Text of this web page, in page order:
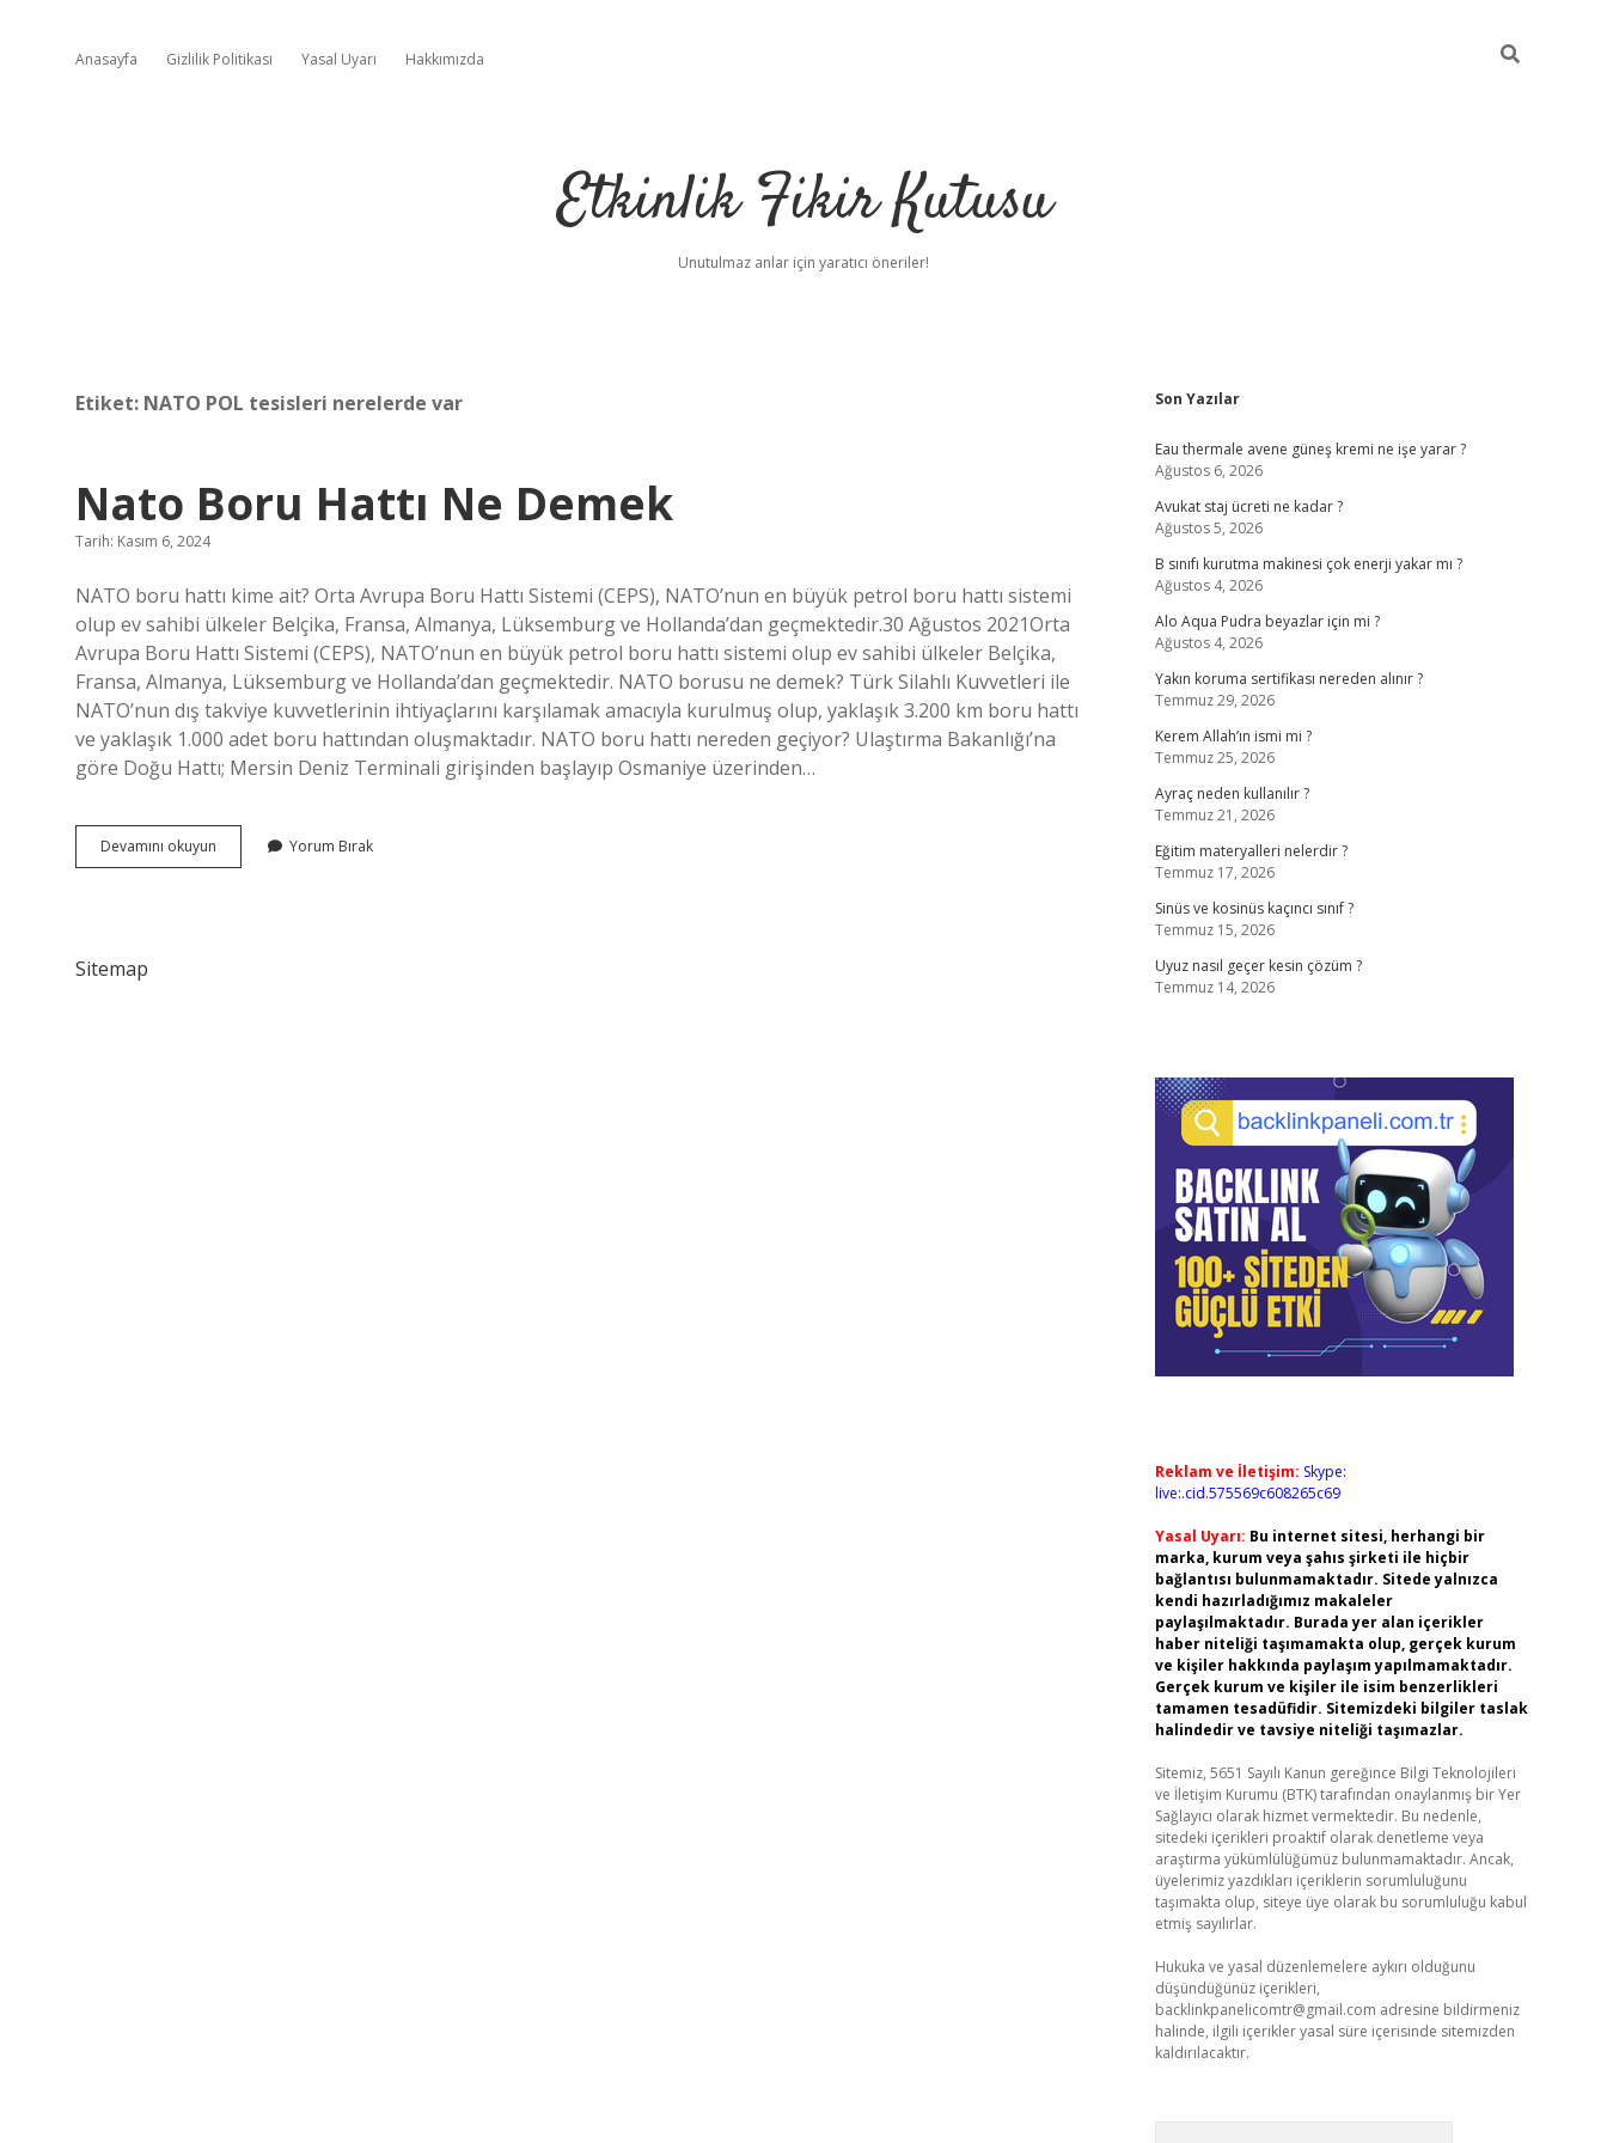
Anasayfa Gizlilik Politikası Yasal Uyarı Hakkımızda
Etkinlik Fikir Kutusu
Unutulmaz anlar için yaratıcı öneriler!
Etiket: NATO POL tesisleri nerelerde var
Nato Boru Hattı Ne Demek
Tarih: Kasım 6, 2024
NATO boru hattı kime ait? Orta Avrupa Boru Hattı Sistemi (CEPS), NATO’nun en büyük petrol boru hattı sistemi
olup ev sahibi ülkeler Belçika, Fransa, Almanya, Lüksemburg ve Hollanda’dan geçmektedir.30 Ağustos 2021Orta
Avrupa Boru Hattı Sistemi (CEPS), NATO’nun en büyük petrol boru hattı sistemi olup ev sahibi ülkeler Belçika,
Fransa, Almanya, Lüksemburg ve Hollanda’dan geçmektedir. NATO borusu ne demek? Türk Silahlı Kuvvetleri ile
NATO’nun dış takviye kuvvetlerinin ihtiyaçlarını karşılamak amacıyla kurulmuş olup, yaklaşık 3.200 km boru hattı
ve yaklaşık 1.000 adet boru hattından oluşmaktadır. NATO boru hattı nereden geçiyor? Ulaştırma Bakanlığı’na
göre Doğu Hattı; Mersin Deniz Terminali girişinden başlayıp Osmaniye üzerinden…
Devamını okuyun
Boru
Yorum Bırak
Sitemap
Sidebar
Son Yazılar
Eau thermale avene güneş kremi ne işe yarar ?
Ağustos 6, 2026
Avukat staj ücreti ne kadar ?
Ağustos 5, 2026
B sınıfı kurutma makinesi çok enerji yakar mı ?
Ağustos 4, 2026
Alo Aqua Pudra beyazlar için mi ?
Ağustos 4, 2026
Yakın koruma sertifikası nereden alınır ?
Temmuz 29, 2026
Kerem Allah’ın ismi mi ?
Temmuz 25, 2026
Ayraç neden kullanılır ?
Temmuz 21, 2026
Eğitim materyalleri nelerdir ?
Temmuz 17, 2026
Sinüs ve kosinüs kaçıncı sınıf ?
Temmuz 15, 2026
Uyuz nasıl geçer kesin çözüm ?
Temmuz 14, 2026
Reklam ve İletişim: Skype:
live:.cid.575569c608265c69
Yasal Uyarı: Bu internet sitesi, herhangi bir
marka, kurum veya şahıs şirketi ile hiçbir
bağlantısı bulunmamaktadır. Sitede yalnızca
kendi hazırladığımız makaleler
paylaşılmaktadır. Burada yer alan içerikler
haber niteliği taşımamakta olup, gerçek kurum
ve kişiler hakkında paylaşım yapılmamaktadır.
Gerçek kurum ve kişiler ile isim benzerlikleri
tamamen tesadüfidir. Sitemizdeki bilgiler taslak
halindedir ve tavsiye niteliği taşımazlar.
Sitemiz, 5651 Sayılı Kanun gereğince Bilgi Teknolojileri
ve İletişim Kurumu (BTK) tarafından onaylanmış bir Yer
Sağlayıcı olarak hizmet vermektedir. Bu nedenle,
sitedeki içerikleri proaktif olarak denetleme veya
araştırma yükümlülüğümüz bulunmamaktadır. Ancak,
üyelerimiz yazdıkları içeriklerin sorumluluğunu
taşımakta olup, siteye üye olarak bu sorumluluğu kabul
etmiş sayılırlar.
Hukuka ve yasal düzenlemelere aykırı olduğunu
düşündüğünüz içerikleri,
backlinkpanelicomtr@gmail.com adresine bildirmeniz
halinde, ilgili içerikler yasal süre içerisinde sitemizden
kaldırılacaktır.